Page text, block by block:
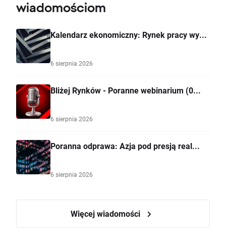
wiadomościom
Kalendarz ekonomiczny: Rynek pracy wy...
6 sierpnia 2026
Bliżej Rynków - Poranne webinarium (0...
6 sierpnia 2026
Poranna odprawa: Azja pod presją real...
6 sierpnia 2026
Więcej wiadomości